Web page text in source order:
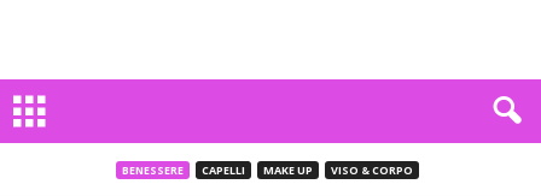
BENESSERE CAPELLI MAKE UP VISO & CORPO